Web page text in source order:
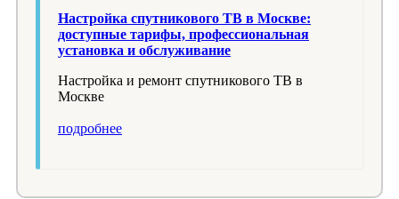
Настройка спутникового ТВ в Москве:
доступные тарифы, профессиональная
установка и обслуживание
Настройка и ремонт спутникового ТВ в
Москве
подробнее